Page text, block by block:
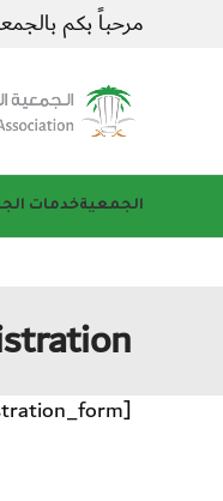
مرحباً بكم
الجمعيةخدمات
[swpm_registration_form]